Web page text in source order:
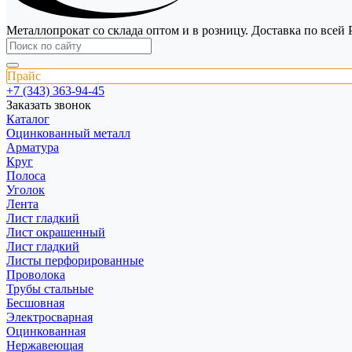
Металлопрокат со склада оптом и в розницу. Доставка по всей
Прайс
+7 (343) 363-94-45
Заказать звонок
Каталог
Оцинкованный металл
Арматура
Круг
Полоса
Уголок
Лента
Лист гладкий
Лист окрашенный
Лист гладкий
Листы перфорированные
Проволока
Трубы стальные
Бесшовная
Электросварная
Оцинкованная
Нержавеющая